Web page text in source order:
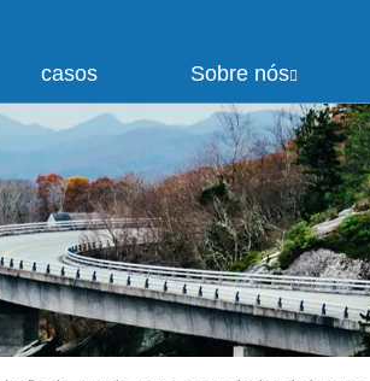
casos Sobre nós